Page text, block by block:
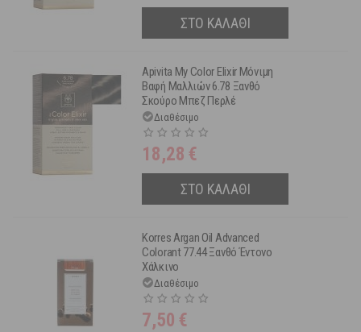
ΣΤΟ ΚΑΛΑΘΙ
Apivita My Color Elixir Μόνιμη
Βαφή Μαλλιών 6.78 Ξανθό
Σκούρο Μπεζ Περλέ
Διαθέσιμο
18,28 €
ΣΤΟ ΚΑΛΑΘΙ
Korres Argan Oil Advanced
Colorant 77.44 Ξανθό Έντονο
Χάλκινο
Διαθέσιμο
7,50 €